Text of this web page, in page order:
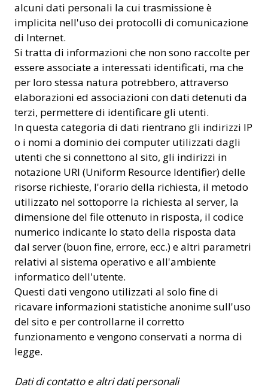
alcuni dati personali la cui trasmissione è
implicita nell'uso dei protocolli di comunicazione
di Internet.
Si tratta di informazioni che non sono raccolte per
essere associate a interessati identificati, ma che
per loro stessa natura potrebbero, attraverso
elaborazioni ed associazioni con dati detenuti da
terzi, permettere di identificare gli utenti.
In questa categoria di dati rientrano gli indirizzi IP
o i nomi a dominio dei computer utilizzati dagli
utenti che si connettono al sito, gli indirizzi in
notazione URI (Uniform Resource Identifier) delle
risorse richieste, l'orario della richiesta, il metodo
utilizzato nel sottoporre la richiesta al server, la
dimensione del file ottenuto in risposta, il codice
numerico indicante lo stato della risposta data
dal server (buon fine, errore, ecc.) e altri parametri
relativi al sistema operativo e all'ambiente
informatico dell'utente.
Questi dati vengono utilizzati al solo fine di
ricavare informazioni statistiche anonime sull'uso
del sito e per controllarne il corretto
funzionamento e vengono conservati a norma di
legge.
Dati di contatto e altri dati personali